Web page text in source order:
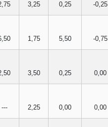
3,25 0,25 -0,25
1,75 5,50 -0,75
3,50 0,25 0,00
--- 2,25 0,00 0,00